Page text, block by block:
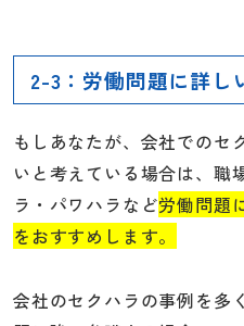
2-3：労働問題に詳し
もしあなたが、会社でのセ
いと考えている場合は、職
ラ・パワハラなど労働問題
をおすすめします。
会社のセクハラの事例を多